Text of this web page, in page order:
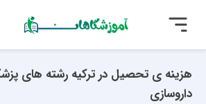
هزینه ی تحصیل در ترکیه رشته های
داروسازی